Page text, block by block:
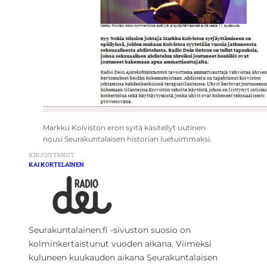
Markku Koiviston eron syitä käsitellyt uutinen
nousi Seurakuntalaisen historian luetuimmaksi.
KIRJOITTANUT
KAI KORTELAINEN
Seurakuntalainen.fi -sivuston suosio on
kolminkertaistunut vuoden aikana. Viimeksi
kuluneen kuukauden aikana Seurakuntalaisen